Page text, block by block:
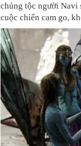
chủng tộc người Navi
cuộc chiến cam go,